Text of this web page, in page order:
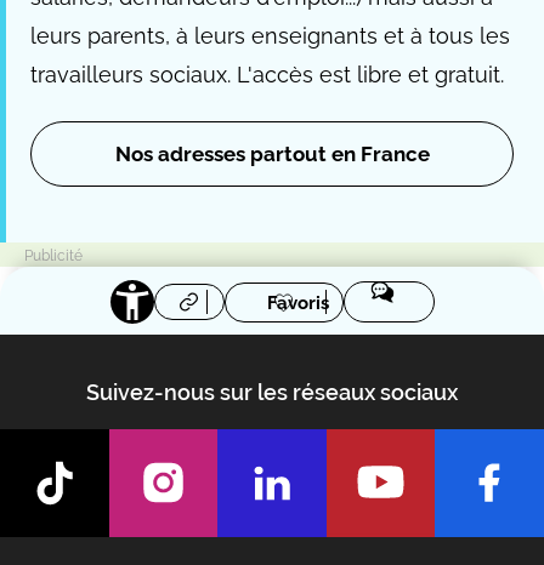
leurs parents, à leurs enseignants et à tous les
travailleurs sociaux. L'accès est libre et gratuit.
Nos adresses partout en France
Favoris
Suivez-nous sur les réseaux sociaux